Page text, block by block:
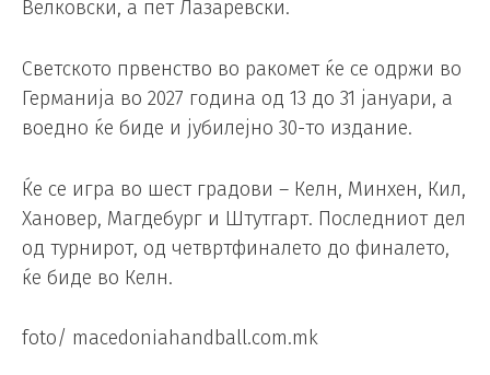
Велковски, а пет Лазаревски.
Светското првенство во ракомет ќе се одржи во
Германија во 2027 година од 13 до 31 јануари, а
воедно ќе биде и јубилејно 30-то издание.
Ќе се игра во шест градови – Келн, Минхен, Кил,
Хановер, Магдебург и Штутгарт. Последниот дел
од турнирот, од четвртфиналето до финалето,
ќе биде во Келн.
foto/ macedoniahandball.com.mk